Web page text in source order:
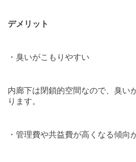
デメリット
・臭いがこもりやすい
内廊下は閉鎖的空間なので、臭い
ります。
・管理費や共益費が高くなる傾向